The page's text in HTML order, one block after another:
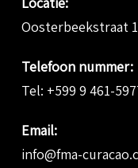
Oosterbeekstraat
Telefoon nummer:
Tel: +599 9 461-
Email:
info@fma-